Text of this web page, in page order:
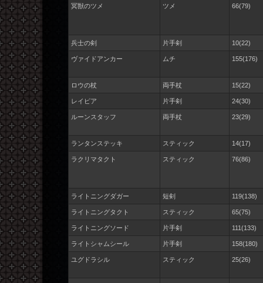
冥獣のツメ ツメ 66(79)
兵士の剣 片手剣 10(22)
ヴァイドアンカー ムチ 155(176)
ロウの杖 両手杖 15(22)
レイピア 片手剣 24(30)
ルーンスタッフ 両手杖 23(29)
ランタンステッキ スティック 14(17)
ラクリマタクト スティック 76(86)
ライトニングダガー 短剣 119(138)
ライトニングタクト スティック 65(75)
ライトニングソード 片手剣 111(133)
ライトシャムシール 片手剣 158(180)
ユグドラシル スティック 25(26)